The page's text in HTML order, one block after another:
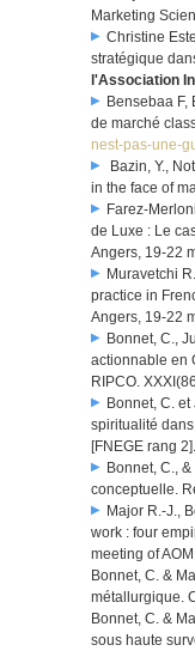
Marketing
Christine
stratégique
l'Association
Bensebaa F,
de marché
nest-pas-une-
Bazin, Y.,
in the face of
Farez-
de Luxe : Le
Angers, 19-22
Muravetchi
practice in
Angers, 19-22
Bonnet, C.,
actionnable en
RIPCO.
Bonnet, C.
spiritualité
[FNEGE rang 2].
Bonnet, C.,
conceptuelle.
Major R.-J.,
work : four
meeting of
Bonnet, C. &
métallurgique.
Bonnet, C. &
sous haute